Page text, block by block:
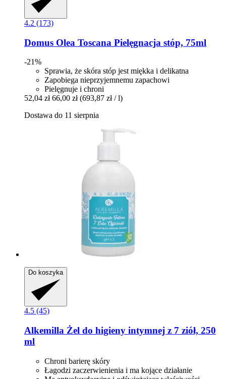
4.2 (173)
Domus Olea Toscana Pielęgnacja stóp, 75ml
-21%
Sprawia, że skóra stóp jest miękka i delikatna
Zapobiega nieprzyjemnemu zapachowi
Pielęgnuje i chroni
52,04 zł 66,00 zł (693,87 zł / l)
Dostawa do 11 sierpnia
Do koszyka
4.5 (45)
Alkemilla Żel do higieny intymnej z 7 ziół, 250
ml
Chroni barierę skóry
Łagodzi zaczerwienienia i ma kojące działanie